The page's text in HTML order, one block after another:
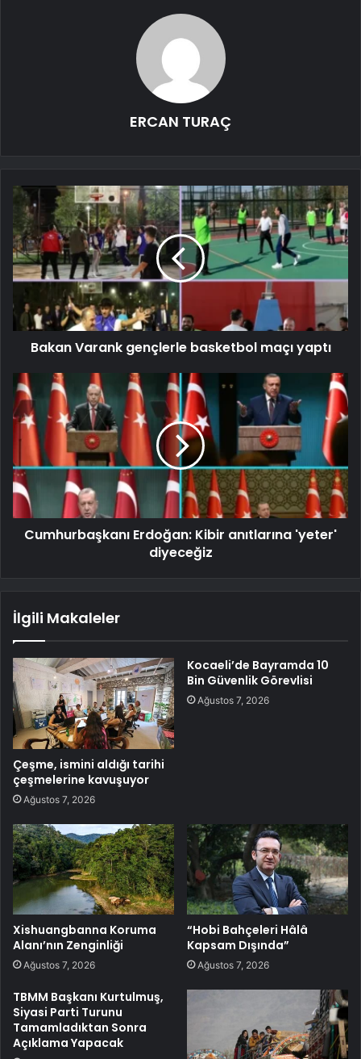
ERCAN TURAÇ
Bakan Varank gençlerle basketbol maçı yaptı
Cumhurbaşkanı Erdoğan: Kibir anıtlarına 'yeter'
diyeceğiz
İlgili Makaleler
Çeşme, ismini aldığı tarihi
çeşmelerine kavuşuyor
Ağustos 7, 2026
Kocaeli’de Bayramda 10
Bin Güvenlik Görevlisi
Ağustos 7, 2026
Xishuangbanna Koruma
Alanı’nın Zenginliği
Ağustos 7, 2026
“Hobi Bahçeleri Hâlâ
Kapsam Dışında”
Ağustos 7, 2026
TBMM Başkanı Kurtulmuş,
Siyasi Parti Turunu
Tamamladıktan Sonra
Açıklama Yapacak